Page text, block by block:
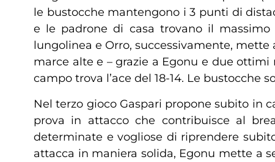
le bustocche mantengono i 3 punti di
e le padrone di casa trovano il massimo
lungolinea e Orro, successivamente, mette
marce alte e – grazie a Egonu e due
campo trova l’ace del 18-14. Le bustocche
Nel terzo gioco Gaspari propone subito in
prova in attacco che contribuisce al
determinate e vogliose di riprendere
attacca in maniera solida, Egonu mette a